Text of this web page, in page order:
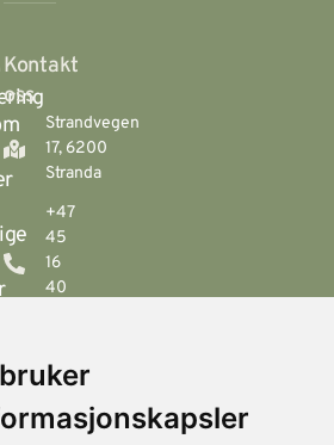
Kontakt
oss
Strandvegen
17, 6200
Stranda
+47
45
16
40
© 2026
Visit
Personvern
Levert av